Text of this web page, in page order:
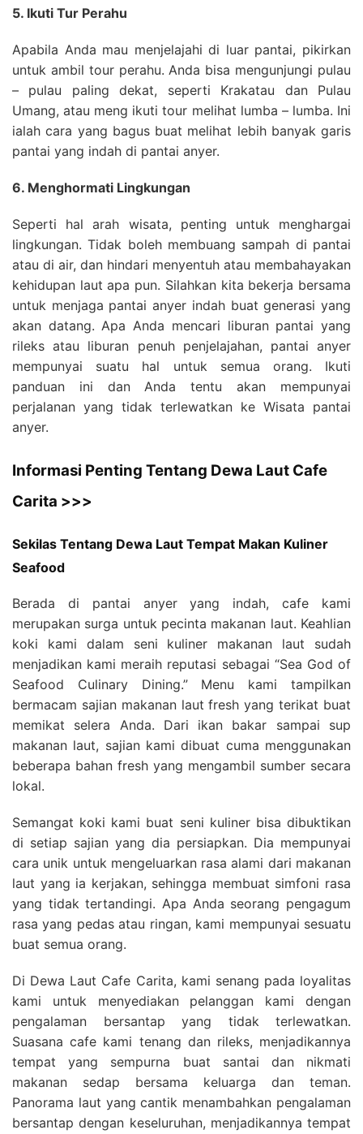
5. Ikuti Tur Perahu
Apabila Anda mau menjelajahi di luar pantai, pikirkan
untuk ambil tour perahu. Anda bisa mengunjungi pulau
– pulau paling dekat, seperti Krakatau dan Pulau
Umang, atau meng ikuti tour melihat lumba – lumba. Ini
ialah cara yang bagus buat melihat lebih banyak garis
pantai yang indah di pantai anyer.
6. Menghormati Lingkungan
Seperti hal arah wisata, penting untuk menghargai
lingkungan. Tidak boleh membuang sampah di pantai
atau di air, dan hindari menyentuh atau membahayakan
kehidupan laut apa pun. Silahkan kita bekerja bersama
untuk menjaga pantai anyer indah buat generasi yang
akan datang. Apa Anda mencari liburan pantai yang
rileks atau liburan penuh penjelajahan, pantai anyer
mempunyai suatu hal untuk semua orang. Ikuti
panduan ini dan Anda tentu akan mempunyai
perjalanan yang tidak terlewatkan ke Wisata pantai
anyer.
Informasi Penting Tentang Dewa Laut Cafe
Carita >>>
Sekilas Tentang Dewa Laut Tempat Makan Kuliner
Seafood
Berada di pantai anyer yang indah, cafe kami
merupakan surga untuk pecinta makanan laut. Keahlian
koki kami dalam seni kuliner makanan laut sudah
menjadikan kami meraih reputasi sebagai “Sea God of
Seafood Culinary Dining.” Menu kami tampilkan
bermacam sajian makanan laut fresh yang terikat buat
memikat selera Anda. Dari ikan bakar sampai sup
makanan laut, sajian kami dibuat cuma menggunakan
beberapa bahan fresh yang mengambil sumber secara
lokal.
Semangat koki kami buat seni kuliner bisa dibuktikan
di setiap sajian yang dia persiapkan. Dia mempunyai
cara unik untuk mengeluarkan rasa alami dari makanan
laut yang ia kerjakan, sehingga membuat simfoni rasa
yang tidak tertandingi. Apa Anda seorang pengagum
rasa yang pedas atau ringan, kami mempunyai sesuatu
buat semua orang.
Di Dewa Laut Cafe Carita, kami senang pada loyalitas
kami untuk menyediakan pelanggan kami dengan
pengalaman bersantap yang tidak terlewatkan.
Suasana cafe kami tenang dan rileks, menjadikannya
tempat yang sempurna buat santai dan nikmati
makanan sedap bersama keluarga dan teman.
Panorama laut yang cantik menambahkan pengalaman
bersantap dengan keseluruhan, menjadikannya tempat